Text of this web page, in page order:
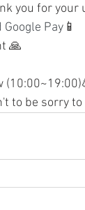
you for
Pay 📱
🙏
to be sorry